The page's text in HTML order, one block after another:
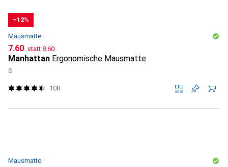
−12%
Mausmatte
CHF
7.60 statt CHF
8.60
Manhattan Ergonomische Mausmatte
S
108
Mausmatte